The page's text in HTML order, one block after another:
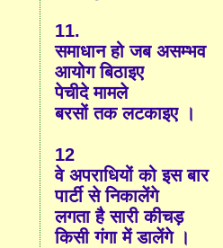
11.
समाधान हो जब असम्भव
आयोग बिठाइए
पेचीदे मामले
बरसों तक लटकाइए ।
12
वे अपराधियों को इस बार
पार्टी से निकालेंगे
लगता है सारी कीचड़
किसी गंगा में डालेंगे ।